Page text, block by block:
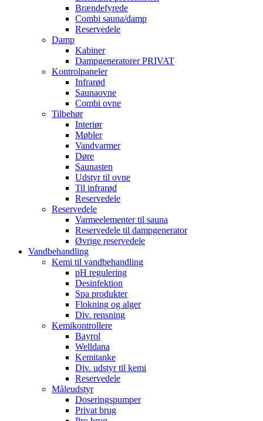
Brændefyrede
Combi sauna/damp
Reservedele
Damp
Kabiner
Dampgeneratorer PRIVAT
Kontrolpaneler
Infrarød
Saunaovne
Combi ovne
Tilbehør
Interiør
Møbler
Vandvarmer
Døre
Saunasten
Udstyr til ovne
Til infrarød
Reservedele
Reservedele
Varmeelementer til sauna
Reservedele til dampgenerator
Øvrige reservedele
Vandbehandling
Kemi til vandbehandling
pH regulering
Desinfektion
Spa produkter
Flokning og alger
Div. rensning
Kemikontrollere
Bayrol
Welldana
Kemitanke
Div. udstyr til kemi
Reservedele
Måleudstyr
Doseringspumper
Privat brug